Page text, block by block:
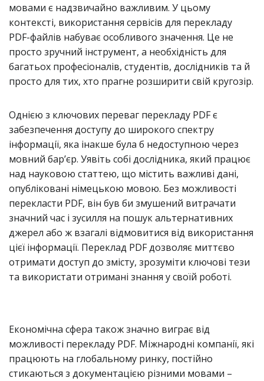
мовами є надзвичайно важливим. У цьому
контексті, використання сервісів для перекладу
PDF-файлів набуває особливого значення. Це не
просто зручний інструмент, а необхідність для
багатьох професіоналів, студентів, дослідників та й
просто для тих, хто прагне розширити свій кругозір.
Однією з ключових переваг перекладу PDF є
забезпечення доступу до широкого спектру
інформації, яка інакше була б недоступною через
мовний бар’єр. Уявіть собі дослідника, який працює
над науковою статтею, що містить важливі дані,
опубліковані німецькою мовою. Без можливості
перекласти PDF, він був би змушений витрачати
значний час і зусилля на пошук альтернативних
джерел або ж взагалі відмовитися від використання
цієї інформації. Переклад PDF дозволяє миттєво
отримати доступ до змісту, зрозуміти ключові тези
та використати отримані знання у своїй роботі.
Економічна сфера також значно виграє від
можливості перекладу PDF. Міжнародні компанії, які
працюють на глобальному ринку, постійно
стикаються з документацією різними мовами –